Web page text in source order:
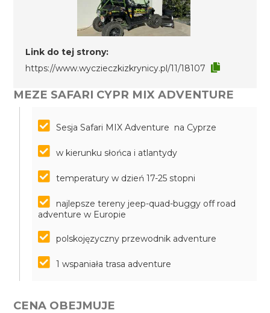
Link do tej strony:
https://www.wyczieczkizkrynicy.pl/11/18107
MEZE SAFARI CYPR MIX ADVENTURE
Sesja Safari MIX Adventure na Cyprze
w kierunku słońca i atlantydy
temperatury w dzień 17-25 stopni
najlepsze tereny jeep-quad-buggy off road
adventure w Europie
polskojęzyczny przewodnik adventure
1 wspaniała trasa adventure
CENA OBEJMUJE